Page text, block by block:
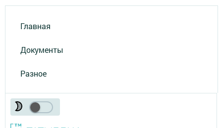
Главная
Документы
Разное